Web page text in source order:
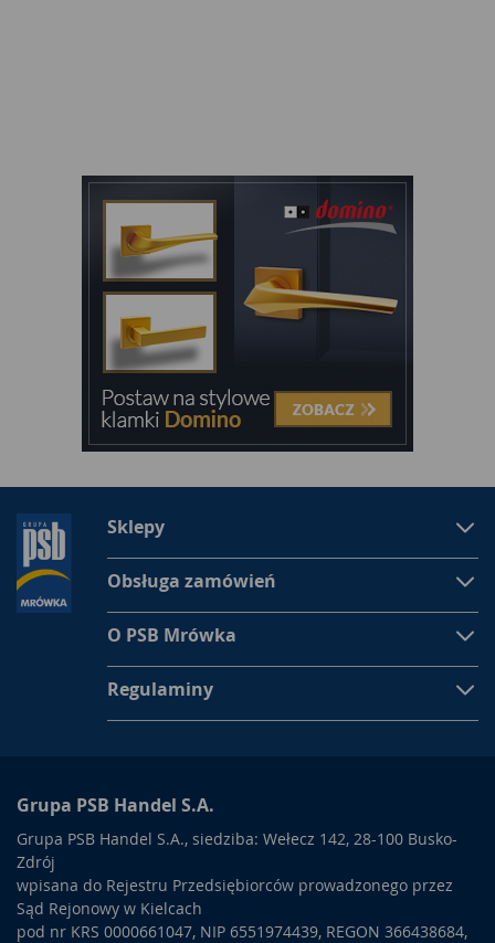
Sklepy
Obsługa zamówień
O PSB Mrówka
Regulaminy
Grupa PSB Handel S.A.
Grupa PSB Handel S.A., siedziba: Wełecz 142, 28-100 Busko-
Zdrój
wpisana do Rejestru Przedsiębiorców prowadzonego przez
Sąd Rejonowy w Kielcach
pod nr KRS 0000661047, NIP 6551974439, REGON 366438684,